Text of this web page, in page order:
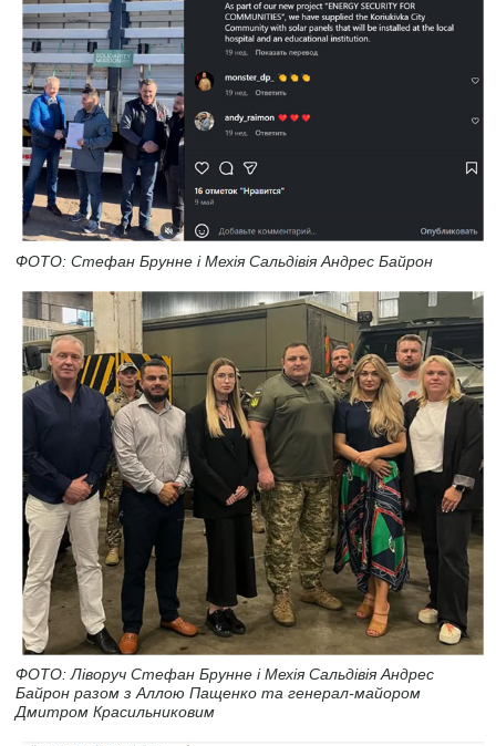
ФОТО: Стефан Брунне і Мехія Сальдівія Андрес Байрон
ФОТО: Ліворуч Стефан Брунне і Мехія Сальдівія Андрес
Байрон разом з Аллою Пащенко та генерал-майором
Дмитром Красильниковим